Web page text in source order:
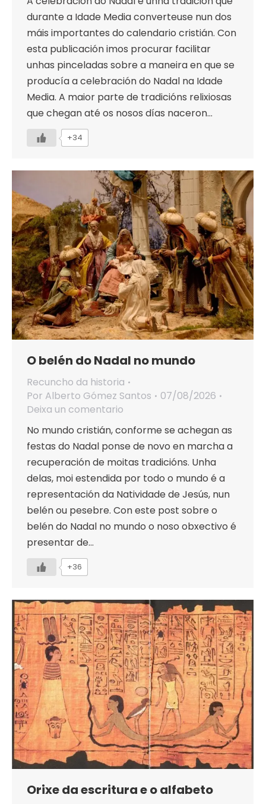
durante a Idade Media converteuse nun dos
máis importantes do calendario cristián. Con
esta publicación imos procurar facilitar
unhas pinceladas sobre a maneira en que se
producía a celebración do Nadal na Idade
Media. A maior parte de tradicións relixiosas
que chegan até os nosos días naceron…
+34
O belén do Nadal no mundo
Recuncho da historia
Por Alberto Gómez Santos
07/08/2026
Deixa un comentario
No mundo cristián, conforme se achegan as
festas do Nadal ponse de novo en marcha a
recuperación de moitas tradicións. Unha
delas, moi estendida por todo o mundo é a
representación da Natividade de Jesús, nun
belén ou pesebre. Con este post sobre o
belén do Nadal no mundo o noso obxectivo é
presentar de…
+36
Orixe da escritura e o alfabeto